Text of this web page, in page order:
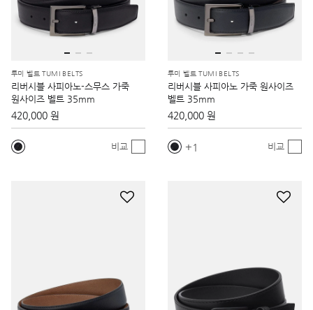
투미 벨트 TUMI BELTS
리버시블 사피아노-스무스 가죽
원사이즈 벨트 35mm
420,000 원
비교
투미 벨트 TUMI BELTS
리버시블 사피아노 가죽 원사이즈
벨트 35mm
420,000 원
1 비교